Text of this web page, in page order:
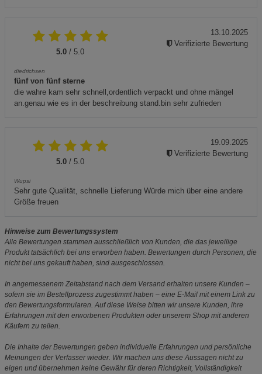
5.0 / 5.0
diedrichsen
fünf von fünf sterne
die wahre kam sehr schnell,ordentlich verpackt und ohne mängel
an.genau wie es in der beschreibung stand.bin sehr zufrieden
13.10.2025
Verifizierte Bewertung
5.0 / 5.0
Wupsi
Sehr gute Qualität, schnelle Lieferung Würde mich über eine andere
Größe freuen
19.09.2025
Verifizierte Bewertung
Hinweise zum Bewertungssystem
Alle Bewertungen stammen ausschließlich von Kunden, die das jeweilige
Produkt tatsächlich bei uns erworben haben. Bewertungen durch Personen, die
nicht bei uns gekauft haben, sind ausgeschlossen.
In angemessenem Zeitabstand nach dem Versand erhalten unsere Kunden –
sofern sie im Bestellprozess zugestimmt haben – eine E-Mail mit einem Link zu
den Bewertungsformularen. Auf diese Weise bitten wir unsere Kunden, ihre
Erfahrungen mit den erworbenen Produkten oder unserem Shop mit anderen
Käufern zu teilen.
Die Inhalte der Bewertungen geben individuelle Erfahrungen und persönliche
Meinungen der Verfasser wieder. Wir machen uns diese Aussagen nicht zu
eigen und übernehmen keine Gewähr für deren Richtigkeit, Vollständigkeit